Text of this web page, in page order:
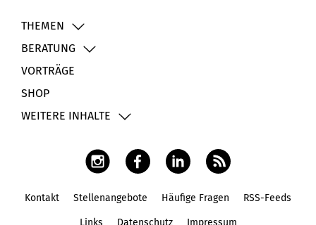
THEMEN
BERATUNG
VORTRÄGE
SHOP
WEITERE INHALTE
Kontakt Stellenangebote Häufige Fragen RSS-Feeds